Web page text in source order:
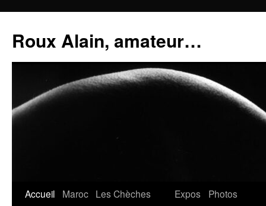
contenu
Roux Alain, amateur…
Accueil Maroc Les Chèches
Expos
Photos